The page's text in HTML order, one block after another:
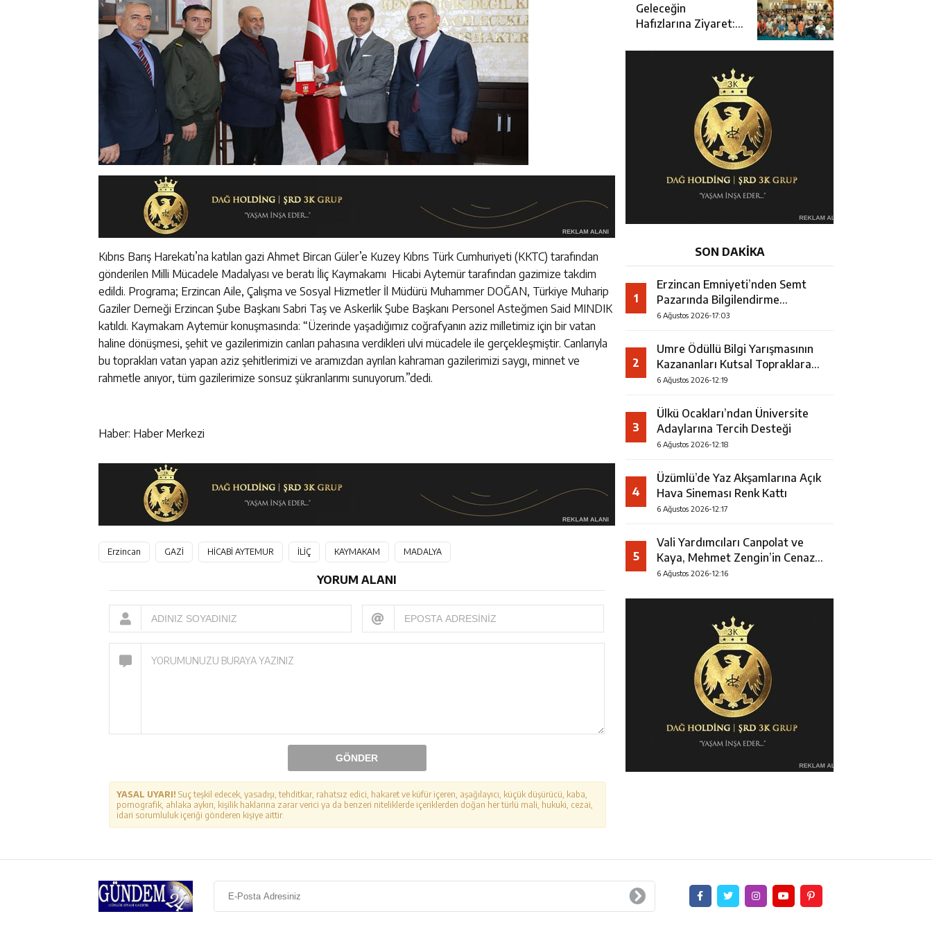
Kıbrıs Barış Harekatı’na katılan gazi Ahmet Bircan Güler’e Kuzey Kıbrıs Türk Cumhuriyeti (KKTC) tarafından
gönderilen Milli Mücadele Madalyası ve beratı İliç Kaymakamı Hicabi Aytemür tarafından gazimize takdim
edildi. Programa; Erzincan Aile, Çalışma ve Sosyal Hizmetler İl Müdürü Muhammer DOĞAN, Türkiye Muharip
Gaziler Derneği Erzincan Şube Başkanı Sabri Taş ve Askerlik Şube Başkanı Personel Asteğmen Said MINDIK
katıldı. Kaymakam Aytemür konuşmasında: “Üzerinde yaşadığımız coğrafyanın aziz milletimiz için bir vatan
haline dönüşmesi, şehit ve gazilerimizin canları pahasına verdikleri ulvi mücadele ile gerçekleşmiştir. Canlarıyla
bu toprakları vatan yapan aziz şehitlerimizi ve aramızdan ayrılan kahraman gazilerimizi saygı, minnet ve
rahmetle anıyor, tüm gazilerimize sonsuz şükranlarımı sunuyorum.”dedi.
Haber: Haber Merkezi
Erzincan GAZİ HİCABİ AYTEMUR İLİÇ KAYMAKAM MADALYA
YORUM ALANI
GÖNDER
YASAL UYARI! Suç teşkil edecek, yasadışı, tehditkar, rahatsız edici, hakaret ve küfür içeren, aşağılayıcı, küçük düşürücü, kaba,
pornografik, ahlaka aykırı, kişilik haklarına zarar verici ya da benzeri niteliklerde içeriklerden doğan her türlü mali, hukuki, cezai,
idari sorumluluk içeriği gönderen kişiye aittir.
Geleceğin
Hafızlarına Ziyaret:
Erzincan’da Kur’an
Kursu Öğrencileriyle
SON DAKİKA
1
Erzincan Emniyeti’nden Semt
Pazarında Bilgilendirme
Faaliyeti
6 Ağustos 2026-17:03
2
Umre Ödüllü Bilgi Yarışmasının
Kazananları Kutsal Topraklara
Uğurlandı
6 Ağustos 2026-12:19
3
Ülkü Ocakları’ndan Üniversite
Adaylarına Tercih Desteği
6 Ağustos 2026-12:18
4
Üzümlü’de Yaz Akşamlarına Açık
Hava Sineması Renk Kattı
6 Ağustos 2026-12:17
5
Vali Yardımcıları Canpolat ve
Kaya, Mehmet Zengin’in Cenaze
Törenine Katıldı
6 Ağustos 2026-12:16